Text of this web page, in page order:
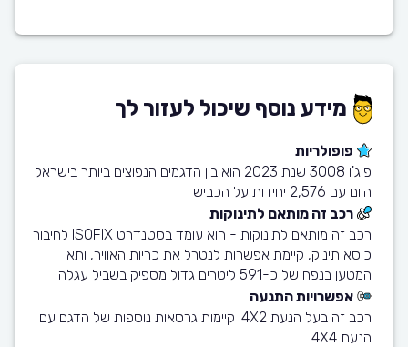
מידע נוסף שיכול לעזור לך
פופולריות
פיג'ו 3008 שנת 2023 הוא בין הדגמים הנפוצים ביותר בישראל
היום עם 2,576 יחידות על הכביש
רכב זה מותאם לתינוקות
רכב זה מותאם לתינוקות - הוא עומד בסטנדרט ISOFIX לחיבור
כיסא תינוק, קיימת אפשרות לנטרל את כריות האוויר, ותא
המטען בנפח של כ-591 ליטרים גדול מספיק בשביל עגלה
אפשרויות התנעה
רכב זה בעל הנעת 4X2. קיימות גרסאות נוספות של הדגם עם
הנעת 4X4